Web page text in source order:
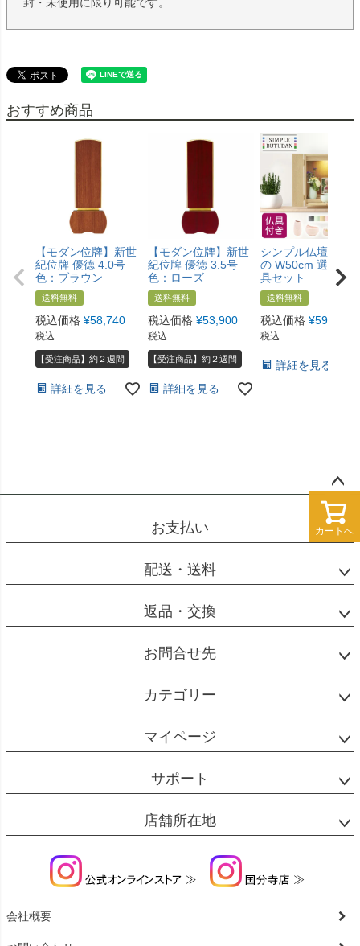
カートへ
カートへ
おすすめ商品
【モダン位牌】新世
紀位牌 優徳 4.0号
色：ブラウン
送料無料
税込価格 ¥58,740
税込
【受注商品】約２週間
詳細を見る
【モダン位牌】新世
紀位牌 優徳 3.5号
色：ローズ
送料無料
税込価格 ¥53,900
税込
【受注商品】約２週間
詳細を見る
シンプル仏壇 あけ
の W50cm 選べる
具セット
送料無料
税込価格 ¥59,800
税込
詳細を見る
ペー
ジト
ップ
お支払い
配送・送料
返品・交換
お問合せ先
カテゴリー
マイページ
サポート
店舗所在地
会社概要